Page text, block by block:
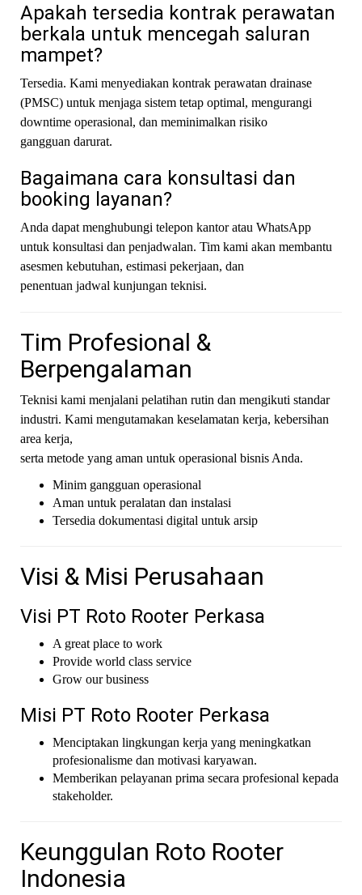
Apakah tersedia kontrak perawatan
berkala untuk mencegah saluran
mampet?
Tersedia. Kami menyediakan kontrak perawatan drainase
(PMSC) untuk menjaga sistem tetap optimal, mengurangi
downtime operasional, dan meminimalkan risiko
gangguan darurat.
Bagaimana cara konsultasi dan
booking layanan?
Anda dapat menghubungi telepon kantor atau WhatsApp
untuk konsultasi dan penjadwalan. Tim kami akan membantu
asesmen kebutuhan, estimasi pekerjaan, dan
penentuan jadwal kunjungan teknisi.
Tim Profesional &
Berpengalaman
Teknisi kami menjalani pelatihan rutin dan mengikuti standar
industri. Kami mengutamakan keselamatan kerja, kebersihan
area kerja,
serta metode yang aman untuk operasional bisnis Anda.
Minim gangguan operasional
Aman untuk peralatan dan instalasi
Tersedia dokumentasi digital untuk arsip
Visi & Misi Perusahaan
Visi PT Roto Rooter Perkasa
A great place to work
Provide world class service
Grow our business
Misi PT Roto Rooter Perkasa
Menciptakan lingkungan kerja yang meningkatkan
profesionalisme dan motivasi karyawan.
Memberikan pelayanan prima secara profesional kepada
stakeholder.
Keunggulan Roto Rooter
Indonesia